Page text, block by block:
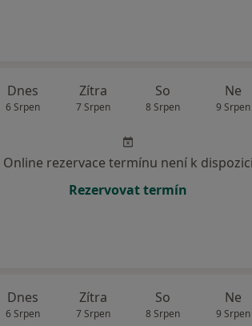
Dnes
6 Srpen
Zítra
7 Srpen
So
8 Srpen
Ne
9 Srpen
Online rezervace termínu není k dispozici
Rezervovat termín
Dnes
6 Srpen
Zítra
7 Srpen
So
8 Srpen
Ne
9 Srpen